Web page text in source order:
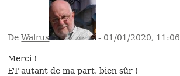
DeWalrus - 01/01/2020, 11:06
Merci !
ET autant de ma part, bien sûr !